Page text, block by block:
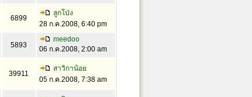
6899
ลูกโป่ง
28 ก.ค.2008, 6:40 pm
5893
meedoo
06 ก.ค.2008, 2:00 am
39911
สาวิกาน้อย
05 ก.ค.2008, 7:38 am